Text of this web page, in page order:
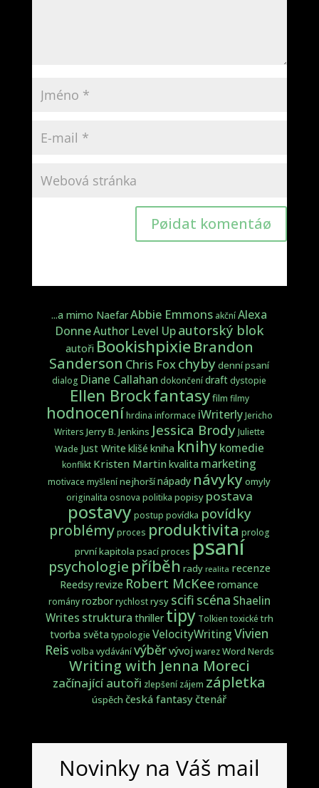
Pøidat komentáø
...a mimo NaefarAbbie Emmons akční Alexa
DonneAuthor Level Upautorský blok
autoři BookishpixieBrandon
Sanderson Chris Foxchybydenní psaní
dialog Diane Callahan dokončení draft dystopie
Ellen Brockfantasyfilm filmy
hodnoceníhrdina informace iWriterlyJericho
Writers Jerry B. Jenkins Jessica BrodyJuliette
Wade Just Write klišé kniha knihykomedie
konflikt Kristen Martinkvalita marketing
motivace myšlení nejhoršínápady návyky omyly
originalita osnova politika popisy postava
postavy postup povídka povídky
problémyproces produktivita prolog
první kapitola psací proces psaní
psychologie příběh rady realita recenze
Reedsyrevize Robert McKee romance
rományrozborrychlostrysy scifi scéna Shaelin
Writes struktura thriller tipy Tolkien toxické trh
tvorba světa typologie VelocityWriting Vivien
Reis volba vydávánívýběrvývoj warezWord Nerds
Writing with Jenna Moreci
začínající autoři zlepšení zájem zápletka
úspěch česká fantasyčtenář
Novinky na Váš mail